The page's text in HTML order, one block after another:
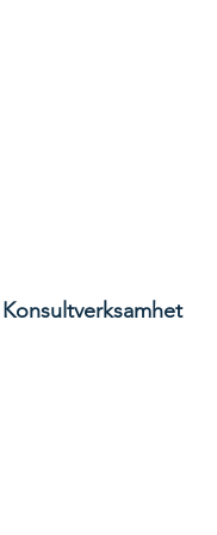
Konsultverksamhet